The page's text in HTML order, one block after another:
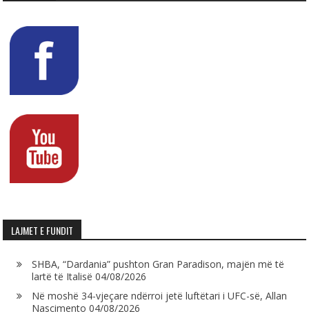
LAJMET E FUNDIT
SHBA, “Dardania” pushton Gran Paradison, majën më të
lartë të Italisë 04/08/2026
Në moshë 34-vjeçare ndërroi jetë luftëtari i UFC-së, Allan
Nascimento 04/08/2026